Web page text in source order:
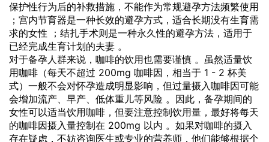
保护性行为后的补救措施，不能作为常规避孕方法频繁使用
；宫内节育器是一种长效的避孕方式，适合长期没有生育需
求的女性 ；结扎手术则是一种永久性的避孕方法，适用于
已经完成生育计划的夫妻 。
对于备孕人群来说，咖啡的饮用也需要谨慎 。虽然适量饮
用咖啡（每天不超过 200mg 咖啡因，相当于 1 - 2 杯美
式）一般不会对怀孕造成明显影响，但过量摄入咖啡因可能
会增加流产、早产、低体重儿等风险 。因此，备孕期间的
女性可以适当饮用咖啡，但要注意控制饮用量，最好将每天
的咖啡因摄入量控制在 200mg 以内 。如果对咖啡的摄入
存在疑虑，不妨咨询医生或专业的营养师，他们能够根据个